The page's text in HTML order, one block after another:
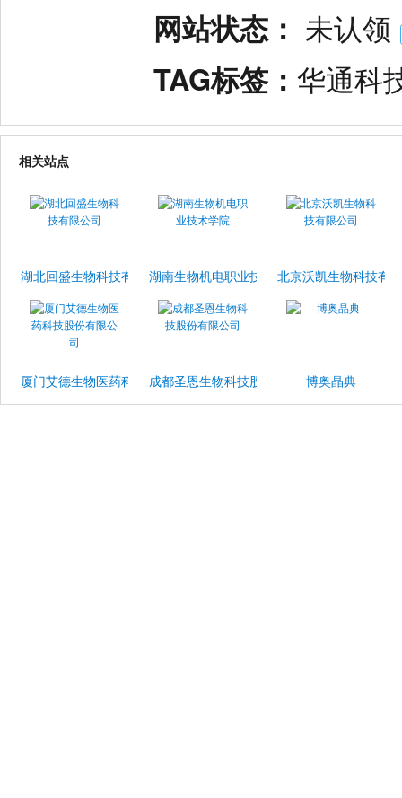
网站状态： 未认领
TAG标签： 华通科
相关站点
湖北回盛生物科技有限公司湖南生物机电职业技术学院北京沃凯生物科技有
厦门艾德生物医药科技股份有限公司成都圣恩生物科技股份有限公司博奥晶典